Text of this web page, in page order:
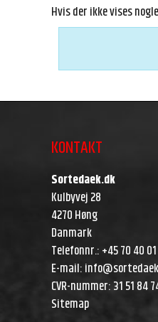
Hvis der ikke vises
KONTAKT
Sortedaek.dk
Kulbyvej 28
4270 Høng
Danmark
Telefonnr.:+45 70 40
E-mail:
CVR-nummer:31 51 84
Sitemap